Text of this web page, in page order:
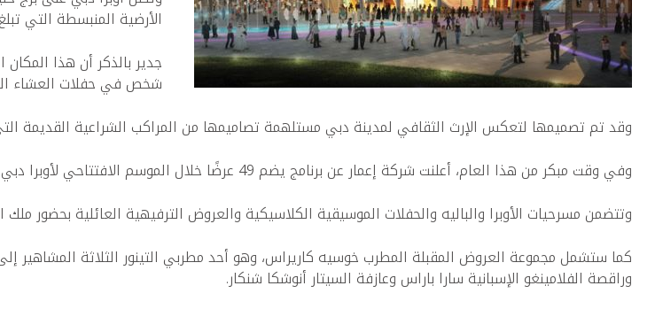
الأرضية المنبسطة التي تبلغ مساحتها 2,000 متر مربع والتي تستخدم
شخص في حفلات العشاء
وقد تم تصميمها لتعكس الإرث الثقافي لمدينة دبي مستلهمة تصاميمها من المراكب الشراعية القديمة
وفي وقت مبكر من هذا العام، أعلنت شركة إعمار عن برنامج يضم 49 عرضًا خلال الموسم الافتتاحي لأوبرا دبي.
وتتضمن مسرحيات الأوبرا والباليه والحفلات الموسيقية الكلاسيكية والعروض الترفيهية العائلية بحضور ملك
كما ستشمل مجموعة العروض المقبلة المطرب خوسيه كاريراس، وهو أحد مطربي التينور الثلاثة المشاهير
وراقصة الفلامينغو الإسبانية سارا باراس وعازفة السيتار أنوشكا شنكار.